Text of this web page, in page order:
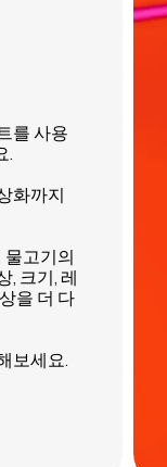
를 사용
.
화까지
물고기의
, 크기, 레
을 더 다
보세요.